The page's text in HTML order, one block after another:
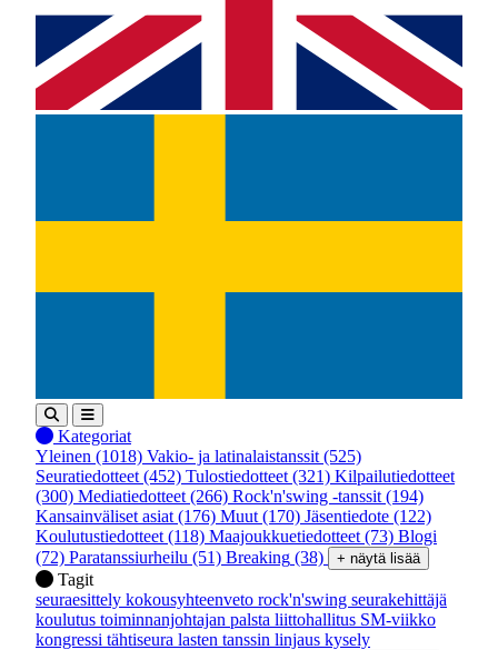
Kategoriat
Yleinen (1018) Vakio- ja latinalaistanssit (525)
Seuratiedotteet (452) Tulostiedotteet (321) Kilpailutiedotteet
(300) Mediatiedotteet (266) Rock'n'swing -tanssit (194)
Kansainväliset asiat (176) Muut (170) Jäsentiedote (122)
Koulutustiedotteet (118) Maajoukkuetiedotteet (73) Blogi
(72) Paratanssiurheilu (51) Breaking (38) + näytä lisää
Tagit
seuraesittely kokousyhteenveto rock'n'swing seurakehittäjä
koulutus toiminnanjohtajan palsta liittohallitus SM-viikko
kongressi tähtiseura lasten tanssin linjaus kysely